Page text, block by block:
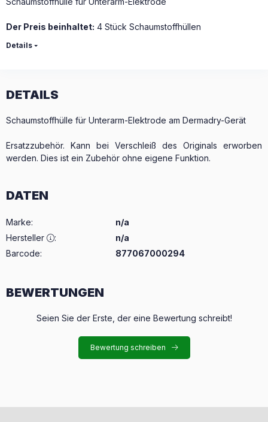
Der Preis beinhaltet: 4 Stück Schaumstoffhüllen
Details
DETAILS
Schaumstoffhülle für Unterarm-Elektrode am Dermadry-Gerät
Ersatzzubehör. Kann bei Verschleiß des Originals erworben
werden. Dies ist ein Zubehör ohne eigene Funktion.
DATEN
Marke:
n/a
Hersteller
:
n/a
Barcode:
877067000294
BEWERTUNGEN
Seien Sie der Erste, der eine Bewertung schreibt!
Bewertung schreiben